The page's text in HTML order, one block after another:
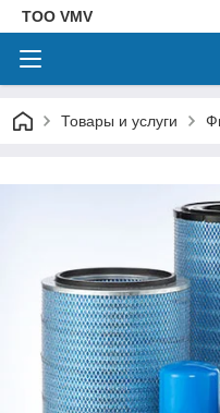
ТОО VMV
Товары и услуги